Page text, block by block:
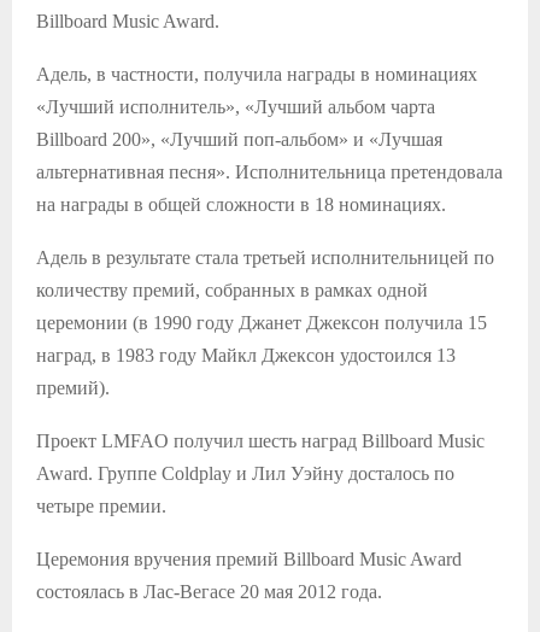
Billboard Music Award.
Адель, в частности, получила награды в номинациях
«Лучший исполнитель», «Лучший альбом чарта
Billboard 200», «Лучший поп-альбом» и «Лучшая
альтернативная песня». Исполнительница претендовала
на награды в общей сложности в 18 номинациях.
Адель в результате стала третьей исполнительницей по
количеству премий, собранных в рамках одной
церемонии (в 1990 году Джанет Джексон получила 15
наград, в 1983 году Майкл Джексон удостоился 13
премий).
Проект LMFAO получил шесть наград Billboard Music
Award. Группе Coldplay и Лил Уэйну досталось по
четыре премии.
Церемония вручения премий Billboard Music Award
состоялась в Лас-Вегасе 20 мая 2012 года.